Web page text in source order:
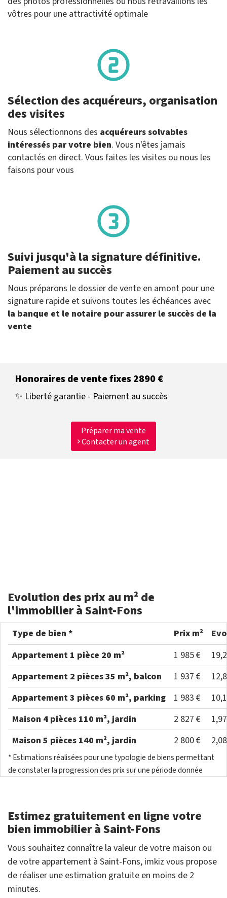
vôtres pour une attractivité optimale
Sélection des acquéreurs, organisation
des visites
Nous sélectionnons des acquéreurs solvables
intéressés par votre bien. Vous n'êtes jamais
contactés en direct. Vous faites les visites ou nous les
faisons pour vous
Suivi jusqu'à la signature définitive.
Paiement au succès
Nous préparons le dossier de vente en amont pour une
signature rapide et suivons toutes les échéances avec
la banque et le notaire pour assurer le succès de la
vente
Honoraires de vente fixes 2890 €
✨ Liberté garantie - Paiement au succès
Préparer ma vente
Contacter un agent
Evolution des prix au m² de
l'immobilier à Saint-Fons
Type de bien * Prix m²
Appartement 1 pièce 20 m²
1 985 €
Appartement 2 pièces 35 m², balcon
1 937 €
Appartement 3 pièces 60 m², parking
1 983 €
Maison 4 pièces 110 m², jardin
2 827 €
Maison 5 pièces 140 m², jardin
2 800 €
* Estimations réalisées pour une typologie de biens permettant
de constater la progression des prix sur une période donnée
Estimez gratuitement en ligne votre
bien immobilier à Saint-Fons
Vous souhaitez connaître la valeur de votre maison ou
de votre appartement à Saint-Fons, imkiz vous propose
de réaliser une estimation gratuite en moins de 2
minutes.